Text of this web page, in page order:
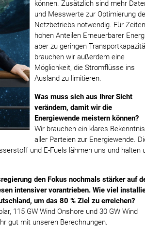
können. Zusätzlich sind mehr
und Messwerte zur Optimierung
Netzbetriebs notwendig. Für
hohen Anteilen Erneuerbarer
aber zu geringen
brauchen wir außerdem eine
Möglichkeit, die Stromflüsse ins
Ausland zu limitieren. ‍
Was muss sich aus Ihrer Sicht
verändern, damit wir die
Energiewende meistern können?
Wir brauchen ein klares Bekenntnis
aller Parteien zur Energiewende.
und E-Fuels lähmen uns und halten
den Fokus nochmals stärker auf
intensiver vorantrieben. Wie viel
um das 80 % Ziel zu erreichen?
115 GW Wind Onshore und 30 GW Wind
gut mit unseren Berechnungen.